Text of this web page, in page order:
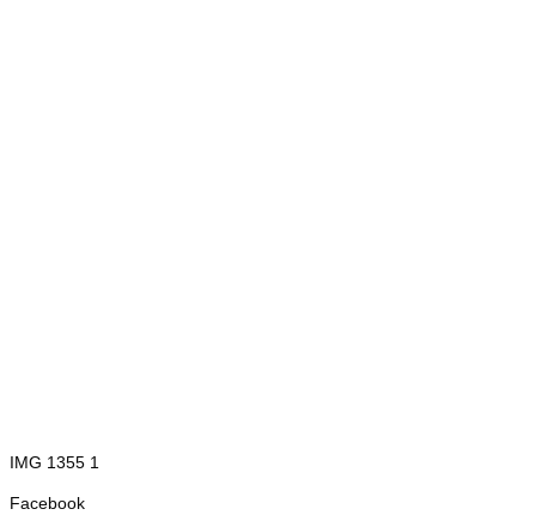
IMG 1355 1
Facebook